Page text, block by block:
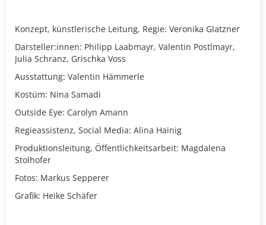
Konzept, künstlerische Leitung, Regie: Veronika Glatzner
Darsteller:innen: Philipp Laabmayr, Valentin Postlmayr,
Julia Schranz, Grischka Voss
Ausstattung: Valentin Hämmerle
Kostüm: Nina Samadi
Outside Eye: Carolyn Amann
Regieassistenz, Social Media: Alina Hainig
Produktionsleitung, Öffentlichkeitsarbeit: Magdalena
Stolhofer
Fotos: Markus Sepperer
Grafik: Heike Schäfer